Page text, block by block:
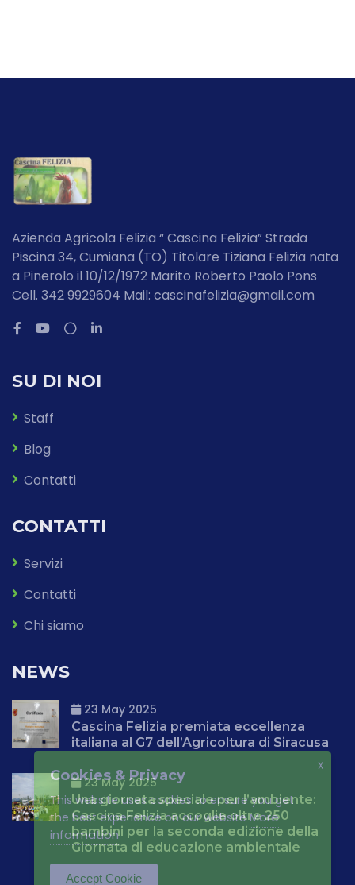
Azienda Agricola Felizia “ Cascina Felizia” Strada
Piscina 34, Cumiana (TO) Titolare Tiziana Felizia nata
a Pinerolo il 10/12/1972 Marito Roberto Paolo Pons
Cell. 342 9929604 Mail: cascinafelizia@gmail.com
SU DI NOI
Staff
Blog
Contatti
CONTATTI
Servizi
Contatti
Chi siamo
NEWS
23 May 2025
Cascina Felizia premiata eccellenza
italiana al G7 dell’Agricoltura di Siracusa
23 May 2025
Una giornata speciale per l’ambiente:
Cascina Felizia accoglie oltre 250
bambini per la seconda edizione della
Giornata di educazione ambientale
X
Cookies & Privacy
This website uses cookies to ensure you get
the best experience on our websiteMore
information
Accept Cookie